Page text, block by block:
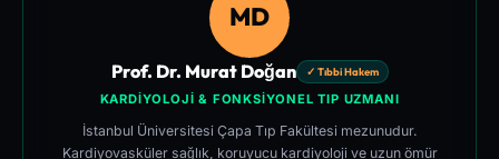
MD
Prof. Dr. Murat Doğan ✓ Tıbbi Hakem
KARDIYOLOJI & FONKSIYONEL TIP UZMANI
İstanbul Üniversitesi Çapa Tıp Fakültesi mezunudur.
Kardiyovasküler sağlık, koruyucu kardiyoloji ve uzun ömür